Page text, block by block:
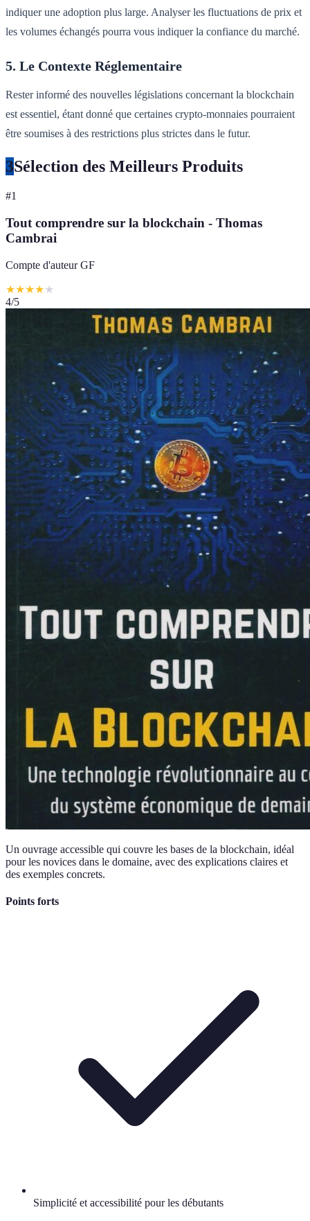
indiquer une adoption plus large. Analyser les fluctuations de prix et
les volumes échangés pourra vous indiquer la confiance du marché.
5. Le Contexte Réglementaire
Rester informé des nouvelles législations concernant la blockchain
est essentiel, étant donné que certaines crypto-monnaies pourraient
être soumises à des restrictions plus strictes dans le futur.
3Sélection des Meilleurs Produits
#1
Tout comprendre sur la blockchain - Thomas
Cambrai
Compte d'auteur GF
★★★★★
4/5
Un ouvrage accessible qui couvre les bases de la blockchain, idéal
pour les novices dans le domaine, avec des explications claires et
des exemples concrets.
Points forts
Simplicité et accessibilité pour les débutants